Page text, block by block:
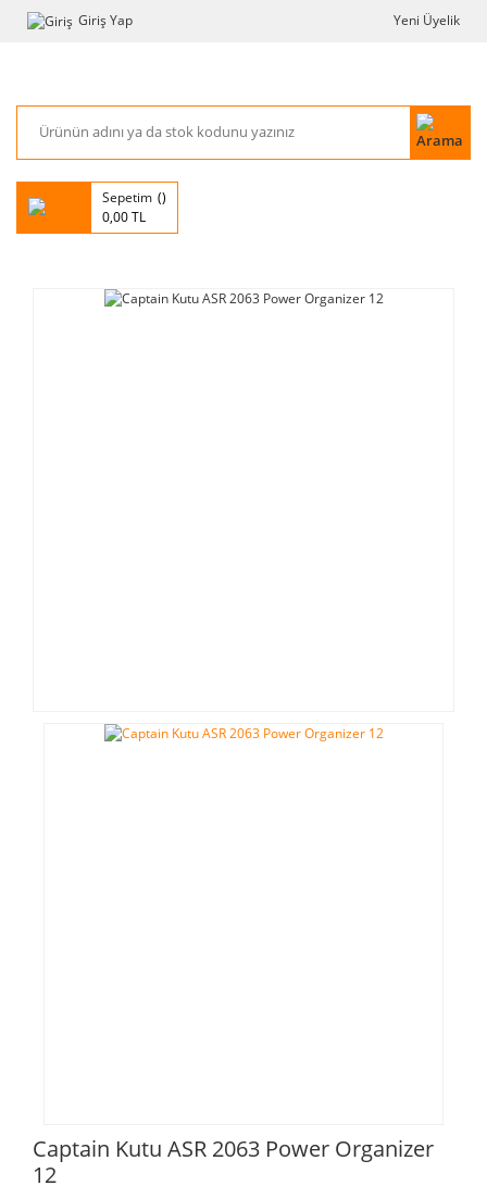
Giriş Yap Yeni Üyelik
Sepetim
0,00 TL
Captain Kutu ASR 2063 Power Organizer
12